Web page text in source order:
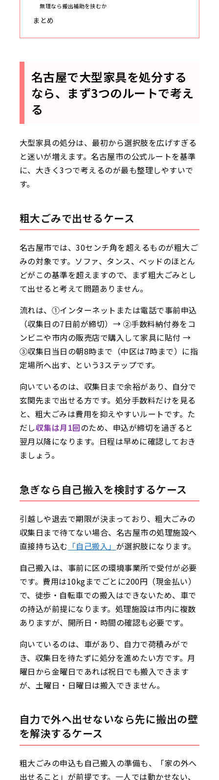
無理なら搬出補助を挟むか
まとめ
名古屋で大型家具を処分する
なら、まず3つのルートで考え
る
大型家具の処分は、最初から選択肢を広げすぎる
と迷いが増えます。名古屋市の公式ルートを基準
に、大きく3つで考えるのが最も整理しやすいで
す。
粗大ごみで出せるケース
名古屋市では、30センチ角を超えるものが粗大ご
みの対象です。ソファ、タンス、ベッドのほとん
どがこの基準を超えますので、まず粗大ごみとし
て出せると考えて問題ありません。
流れは、①インターネットまたは電話で事前申込
（収集日の7日前が締切）→ ②手数料納付券をコ
ンビニや市内の販売店で購入して家具に貼付 →
③収集日当日の朝8時まで（中区は7時まで）に指
定場所へ出す、という3ステップです。
向いているのは、収集日まで余裕があり、自分で
玄関先まで出せる方です。処分手数料だけを見る
と、粗大ごみは費用を抑えやすいルートです。た
だし収集は月1回のため、申込が締切を過ぎると
翌月以降になります。日程は早めに確認しておき
ましょう。
急ぎなら自己搬入を検討するケース
引越しや退去で期限が決まっており、粗大ごみの
収集日まで待てない場合、名古屋市の処理施設へ
直接持ち込む 「自己搬入」 が選択肢になります。
自己搬入は、事前に区の環境事業所で受付が必要
です。費用は10kgまでごとに200円（現金払い）
で、徒歩・自転車での搬入はできないため、車で
の持込が前提になります。処理施設は市内に複数
ありますが、開所日・時間の確認も必要です。
向いているのは、車があり、自力で荷積みがで
き、収集日を待たずに処分を進めたい方です。月
曜日から金曜日であれば祝日でも搬入できます
が、土曜日・日曜日は搬入できません。
自力で外へ出せないなら先に搬出の壁
を解決するケース
粗大ごみの申込も自己搬入の準備も、「家の外へ
出せること」が前提です。一人では動かせない、